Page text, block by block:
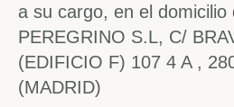
a su cargo, en el domicilio
PEREGRINO S.L, C/
(EDIFICIO F) 107 4 A ,
(MADRID)